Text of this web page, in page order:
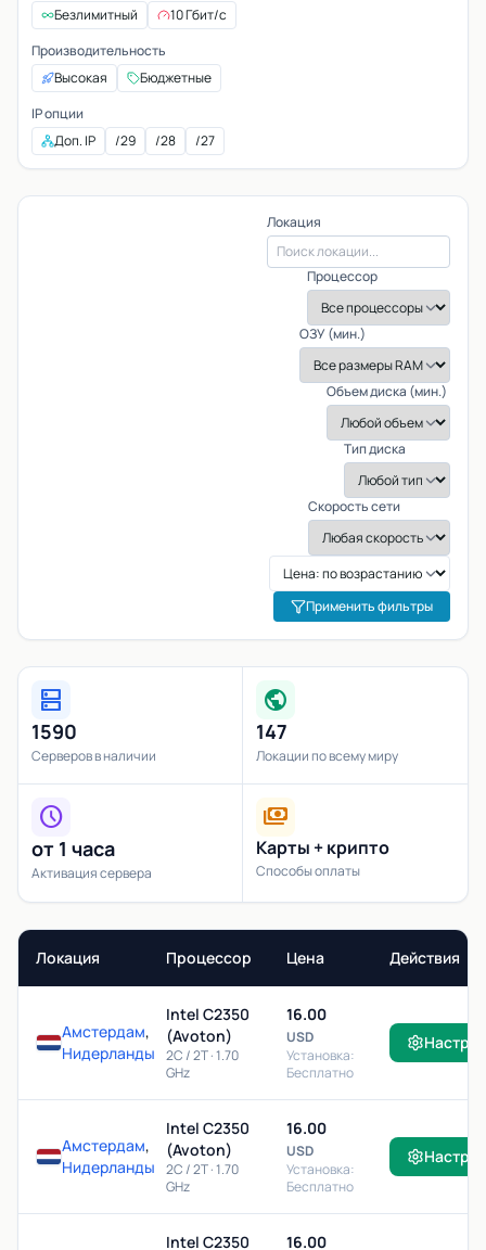
Безлимитный
10 Гбит/с
Производительность
Высокая
Бюджетные
IP опции
Доп. IP
/29 /28 /27
Локация
Процессор
ОЗУ (мин.)
Объем диска (мин.)
Тип диска
Скорость сети
Применить фильтры
dns
1590
Серверов в наличии
public
147
Локации по всему миру
schedule
от 1 часа
Активация сервера
payments
Карты + крипто
Способы оплаты
Локация Процессор Цена Действия
Амстердам,
Нидерланды
Intel C2350
(Avoton)
2C / 2T · 1.70
GHz
16.00
USD
Установка:
Бесплатно
Амстердам,
Нидерланды
Intel C2350
(Avoton)
2C / 2T · 1.70
GHz
16.00
USD
Установка:
Бесплатно
Intel C2350 16.00